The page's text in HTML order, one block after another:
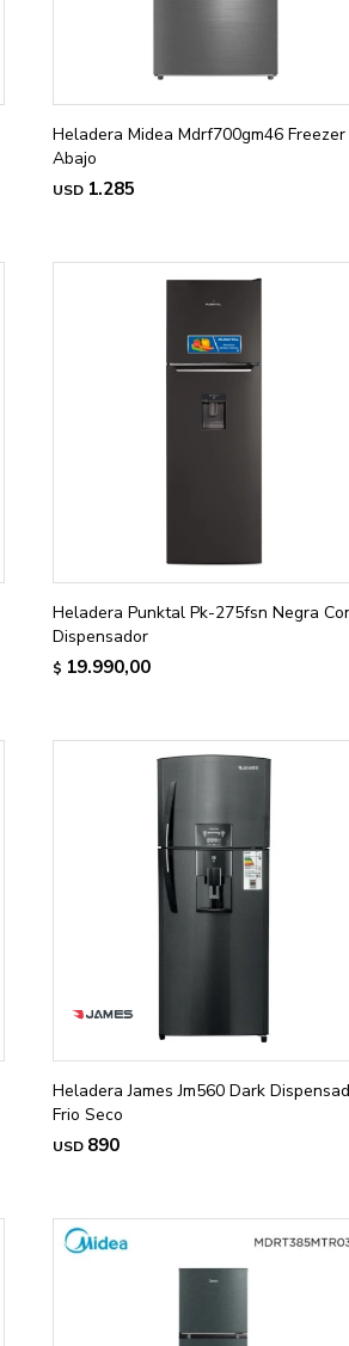
Heladera Midea Mdrf700gm46 Freezer
Abajo
USD 1.285
Heladera Punktal Pk-275fsn Negra
Dispensador
$ 19.990,00
Heladera James Jm560 Dark
Frio Seco
USD 890